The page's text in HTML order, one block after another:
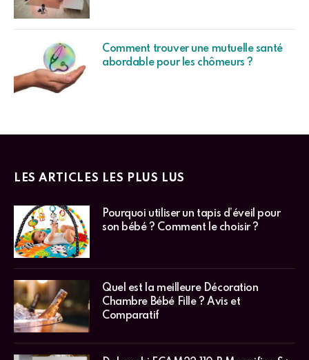
Comment trouver une mutuelle santé
abordable pour les chômeurs ?
LES ARTICLES LES PLUS LUS
Pourquoi utiliser un tapis d’éveil pour
son bébé ? Comment le choisir ?
Quel est la meilleure Décoration
Chambre Bébé Fille ? Avis et
Comparatif